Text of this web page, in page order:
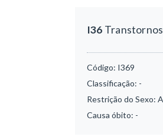
I36
Código: I369
Classificação: -
Restrição do Sexo:
Causa óbito: -